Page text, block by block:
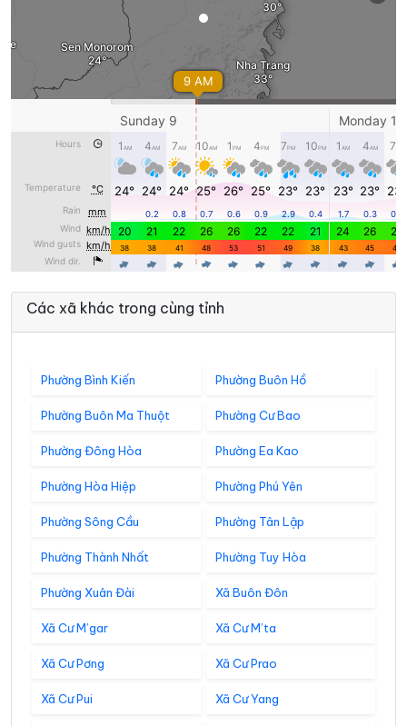
Các xã khác trong cùng tỉnh
Phường Bình Kiến Phường Buôn Hồ
Phường Buôn Ma Thuột Phường Cư Bao
Phường Đông Hòa Phường Ea Kao
Phường Hòa Hiệp Phường Phú Yên
Phường Sông Cầu Phường Tân Lập
Phường Thành Nhất Phường Tuy Hòa
Phường Xuân Đài Xã Buôn Đôn
Xã Cư M’gar Xã Cư M’ta
Xã Cư Pơng Xã Cư Prao
Xã Cư Pui Xã Cư Yang